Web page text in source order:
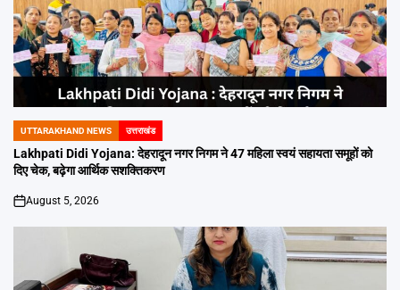
POSTED
IN
UTTARAKHAND NEWS उत्तराखंड
Lakhpati Didi Yojana: देहरादून नगर निगम ने 47 महिला स्वयं सहायता समूहों को
दिए चेक, बढ़ेगा आर्थिक सशक्तिकरण
on
August 5, 2026